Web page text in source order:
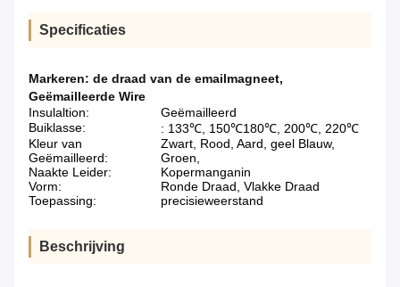
Specificaties
Markeren: de draad van de emailmagneet,
Geëmailleerde Wire
Insulaltion:
Geëmailleerd
Buiklasse:
: 133℃, 150℃180℃, 200℃, 220℃
Kleur van
Geëmailleerd:
Zwart, Rood, Aard, geel Blauw,
Groen,
Naakte Leider:
Kopermanganin
Vorm:
Ronde Draad, Vlakke Draad
Toepassing:
precisieweerstand
Beschrijving